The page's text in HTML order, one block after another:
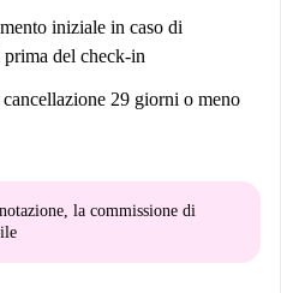
iniziale in caso di
del check-in
29 giorni o meno
la commissione di